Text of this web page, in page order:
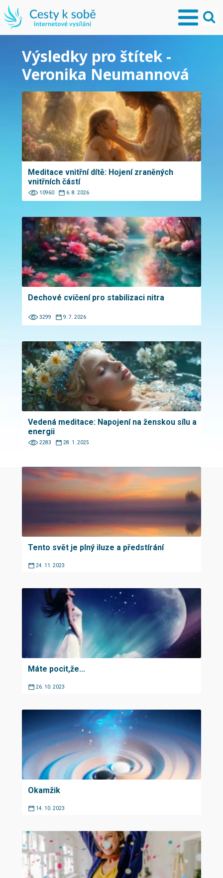
Výsledky pro štítek -
Veronika Neumannová
Meditace vnitřní dítě: Hojení zraněných
vnitřních částí
10960 6. 8. 2026
Dechové cvičení pro stabilizaci nitra
3299 9. 7. 2026
Vedená meditace: Napojení na ženskou sílu a
energii
2283 28. 1. 2025
Tento svět je plný iluze a předstírání
24. 11. 2023
Máte pocit,že...
26. 10. 2023
Okamžik
14. 10. 2023